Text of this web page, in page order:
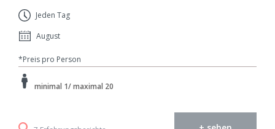
Jeden Tag
August
*Preis pro Person
minimal 1/ maximal 20